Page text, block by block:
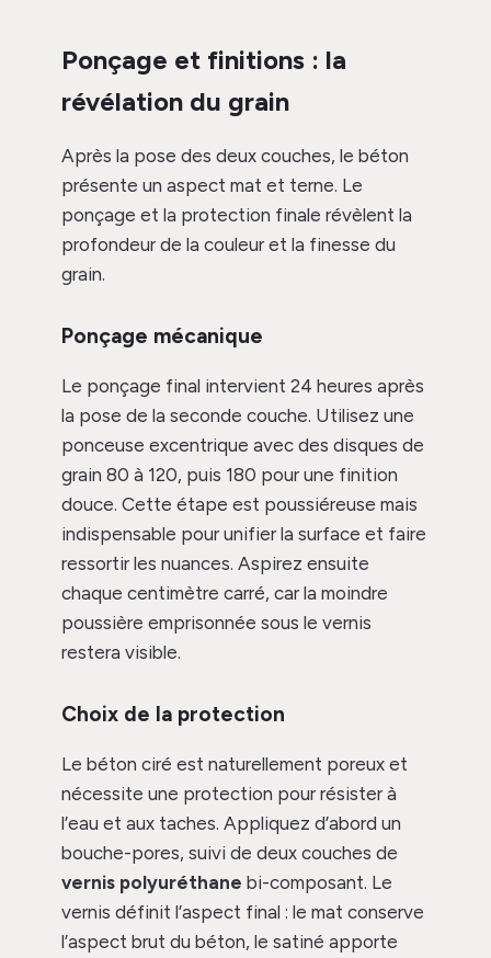
Ponçage et finitions : la
révélation du grain
Après la pose des deux couches, le béton
présente un aspect mat et terne. Le
ponçage et la protection finale révèlent la
profondeur de la couleur et la finesse du
grain.
Ponçage mécanique
Le ponçage final intervient 24 heures après
la pose de la seconde couche. Utilisez une
ponceuse excentrique avec des disques de
grain 80 à 120, puis 180 pour une finition
douce. Cette étape est poussiéreuse mais
indispensable pour unifier la surface et faire
ressortir les nuances. Aspirez ensuite
chaque centimètre carré, car la moindre
poussière emprisonnée sous le vernis
restera visible.
Choix de la protection
Le béton ciré est naturellement poreux et
nécessite une protection pour résister à
l’eau et aux taches. Appliquez d’abord un
bouche-pores, suivi de deux couches de
vernis polyuréthane bi-composant. Le
vernis définit l’aspect final : le mat conserve
l’aspect brut du béton, le satiné apporte